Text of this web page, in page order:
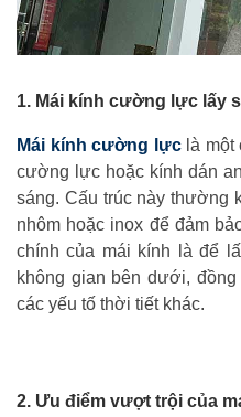
1. Mái kính cường lực lấy
Mái kính cường lựclà một
cường lực hoặc kính dán
sáng. Cấu trúc này thường
nhôm hoặc inox để đảm
chính của mái kính là để
không gian bên dưới,
các yếu tố thời tiết khác.
2. Ưu điểm vượt trội của